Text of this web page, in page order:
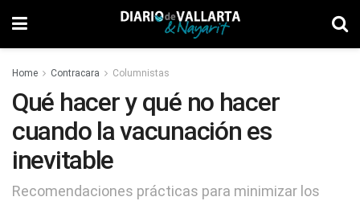
Home Contracara Columnistas
Qué hacer y qué no hacer
cuando la vacunación es
inevitable
Recomendaciones prácticas para minimizar los